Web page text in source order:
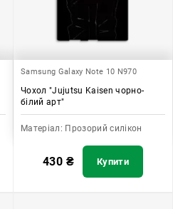
Samsung Galaxy Note 10 N970
Чохол "Jujutsu Kaisen чорно-
білий арт"
Матеріал: Прозорий силікон
430 ₴ Купити